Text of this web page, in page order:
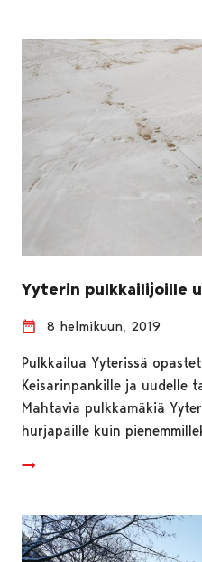
Yyterin pulkkailijoille
8 helmikuun, 2019
Pulkkailua Yyterissä
Keisarinpankille ja uudelle
Mahtavia pulkkamäkiä
hurjapäille kuin